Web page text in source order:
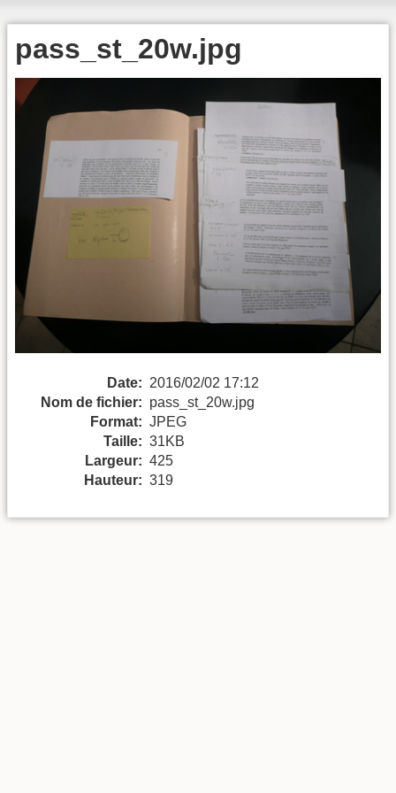
pass_st_20w.jpg
Date: 2016/02/02 17:12
Nom de fichier: pass_st_20w.jpg
Format: JPEG
Taille: 31KB
Largeur: 425
Hauteur: 319